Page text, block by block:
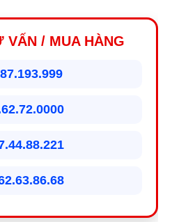
VẤN / MUA HÀNG